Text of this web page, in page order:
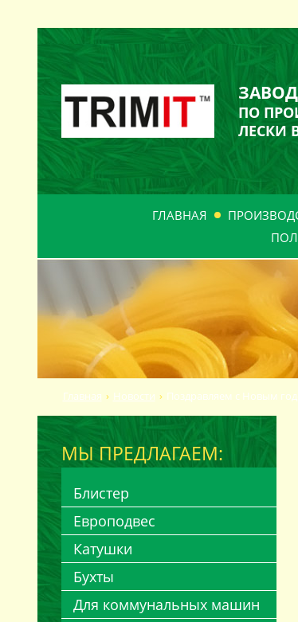
ПО
ЛЕСКИ
ГЛАВНАЯ
Главная Новости Поздравляем с Новым
МЫ ПРЕДЛАГАЕМ:
Блистер
Европодвес
Катушки
Бухты
Для коммунальных машин